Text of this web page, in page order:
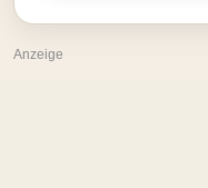
Anzeige